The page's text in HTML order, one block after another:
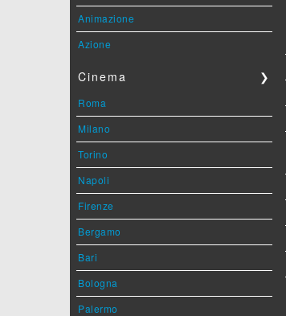
Animazione
Azione
Cinema ❯
Roma
Milano
Torino
Napoli
Firenze
Bergamo
Bari
Bologna
Palermo